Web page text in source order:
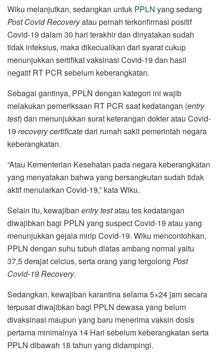
Wiku melanjutkan, sedangkan untuk PPLN yang sedang
Post Covid Recoveryatau pernah terkonfirmasi positif
Covid-19 dalam 30 hari terakhir dan dinyatakan sudah
tidak infeksius, maka dikecualikan dari syarat cukup
menunjukkan sertifikat vaksinasi Covid-19 dan hasil
negatif RT PCR sebelum keberangkatan.
Sebagai gantinya, PPLN dengan kategori ini wajib
melakukan pemeriksaan RT PCR saat kedatangan (entry
test) dan menunjukkan surat keterangan dokter atau Covid-
19 recovery certificatedari rumah sakit pemerintah negara
keberangkatan.
“Atau Kementerian Kesehatan pada negara keberangkatan
yang menyatakan bahwa yang bersangkutan sudah tidak
aktif menularkan Covid-19,” kata Wiku.
Selain itu, kewajiban entry testatau tes kedatangan
diwajibkan bagi PPLN yang suspect Covid-19 atau yang
menunjukkan gejala mirip Covid-19. Wiku mencontohkan,
PPLN dengan suhu tubuh diatas ambang normal yaitu
37,5 derajat celcius, serta orang yang tergolong Post
Covid-19 Recovery.
Sedangkan, kewajiban karantina selama 5×24 jam secara
terpusat diwajibkan bagi PPLN dewasa yang belum
divaksinasi maupun yang baru menerima vaksin dosis
pertama minimalnya 14 Hari sebelum keberangkatan serta
PPLN dibawah 18 tahun yang didampingi.